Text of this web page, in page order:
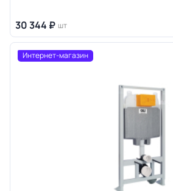
30 344 ₽ шт
Интернет-магазин